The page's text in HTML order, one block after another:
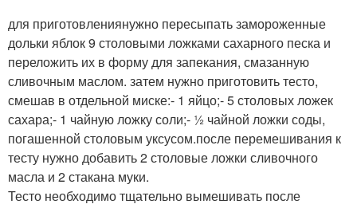
для приготовлениянужно пересыпать замороженные
дольки яблок 9 столовыми ложками сахарного песка и
переложить их в форму для запекания, смазанную
сливочным маслом. затем нужно приготовить тесто,
смешав в отдельной миске:- 1 яйцо;- 5 столовых ложек
сахара;- 1 чайную ложку соли;- ½ чайной ложки соды,
погашенной столовым уксусом.после перемешивания к
тесту нужно добавить 2 столовые ложки сливочного
масла и 2 стакана муки.
Тесто необходимо тщательно вымешивать после